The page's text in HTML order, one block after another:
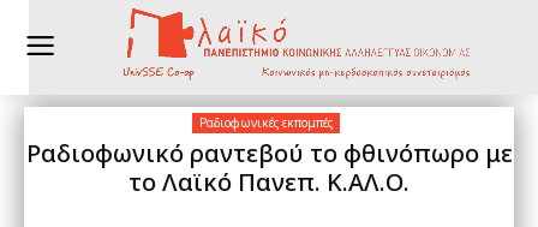
Ραδιοφωνικές εκπομπές
Ραδιοφωνικό ραντεβού το φθινόπωρο με
το Λαϊκό Πανεπ. Κ.ΑΛ.Ο.